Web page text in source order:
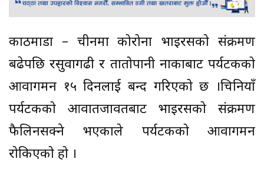
काठमाडौं – चीनमा कोरोना भाइरसको संक्रमण
बढेपछि रसुवागढी र तातोपानी नाकाबाट पर्यटकको
आवागमन १५ दिनलाई बन्द गरिएको छ ।चिनियाँ
पर्यटकको आवातजावतबाट भाइरसको संक्रमण
फैलिनसक्ने भएकाले पर्यटकको आवागमन
रोकिएको हो ।